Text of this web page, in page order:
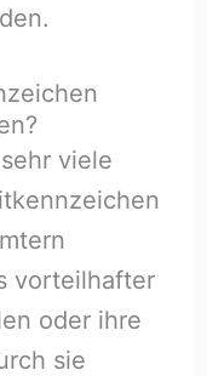
viele
vorteilhafter
oder ihre
sie